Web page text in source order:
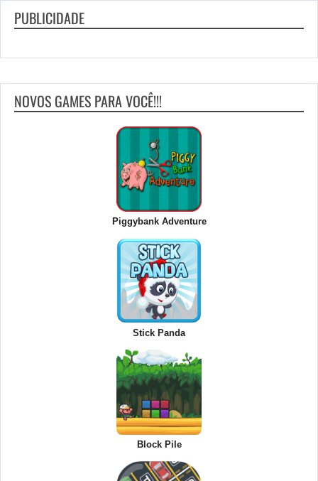
PUBLICIDADE
NOVOS GAMES PARA VOCÊ!!!
Piggybank Adventure
Stick Panda
Block Pile